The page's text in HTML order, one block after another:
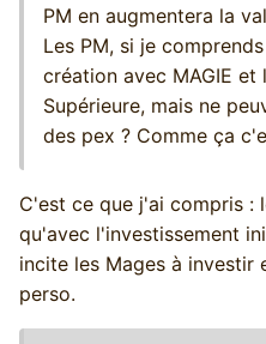
PM en augmentera la
Les PM, si je
création avec MAGIE
Supérieure, mais ne
des pex ? Comme ça
C'est ce que j'ai compris :
qu'avec l'investissement
incite les Mages à investir
perso.